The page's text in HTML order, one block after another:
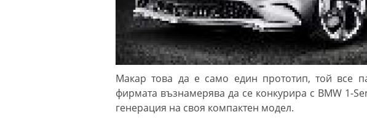
Макар това да е само един прототип, той все
фирмата възнамерява да се конкурира с BMW 1-
генерация на своя компактен модел.